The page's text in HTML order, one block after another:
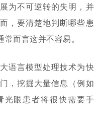
为不可逆转的失明，并
，要清楚地判断哪些患
而言这并不容易。
语言模型处理技术为快
，挖掘大量信息（例如
光眼患者将很快需要手